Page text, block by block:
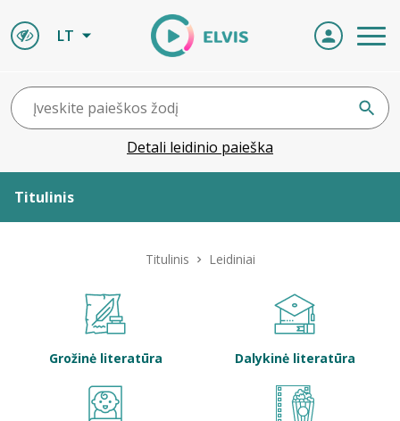
LT
Detali leidinio paieška
Titulinis
Titulinis Leidiniai
Grožinė literatūra Dalykinė literatūra